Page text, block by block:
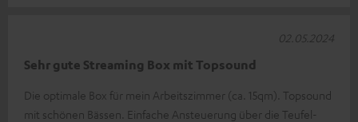
Sehr gute Streaming Box mit Topsound
Die optimale Box für mein Arbeitszimmer (ca. 15qm). Topsound
mit schönen Bässen. Einfache Ansteuerung über die Teufel-
02.05.2024